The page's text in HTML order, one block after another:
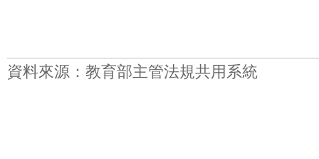
資料來源：教育部主管法規共用系統